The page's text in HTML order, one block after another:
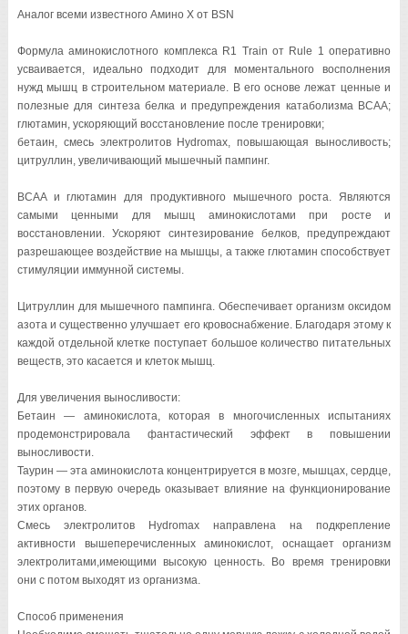
Аналог всеми известного Амино X от BSN
Формула аминокислотного комплекса R1 Train от Rule 1 оперативно
усваивается, идеально подходит для моментального восполнения
нужд мышц в строительном материале. В его основе лежат ценные и
полезные для синтеза белка и предупреждения катаболизма BCAA;
глютамин, ускоряющий восстановление после тренировки;
бетаин, смесь электролитов Hydromax, повышающая выносливость;
цитруллин, увеличивающий мышечный пампинг.
BCAA и глютамин для продуктивного мышечного роста. Являются
самыми ценными для мышц аминокислотами при росте и
восстановлении. Ускоряют синтезирование белков, предупреждают
разрешающее воздействие на мышцы, а также глютамин способствует
стимуляции иммунной системы.
Цитруллин для мышечного пампинга. Обеспечивает организм оксидом
азота и существенно улучшает его кровоснабжение. Благодаря этому к
каждой отдельной клетке поступает большое количество питательных
веществ, это касается и клеток мышц.
Для увеличения выносливости:
Бетаин — аминокислота, которая в многочисленных испытаниях
продемонстрировала фантастический эффект в повышении
выносливости.
Таурин — эта аминокислота концентрируется в мозге, мышцах, сердце,
поэтому в первую очередь оказывает влияние на функционирование
этих органов.
Смесь электролитов Hydromax направлена на подкрепление
активности вышеперечисленных аминокислот, оснащает организм
электролитами,имеющими высокую ценность. Во время тренировки
они с потом выходят из организма.
Способ применения